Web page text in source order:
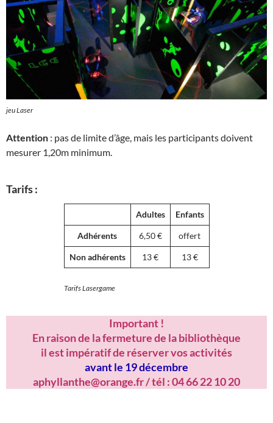
jeu Laser
Attention : pas de limite d’âge, mais les participants doivent
mesurer 1,20m minimum.
Tarifs :
Adultes Enfants
Adhérents 6,50 € offert
Non adhérents 13 € 13 €
Tarifs Lasergame
Important !
En raison de la fermeture de la bibliothèque
il est impératif de réserver vos activités
avant le 19 décembre
aphyllanthe@orange.fr / tél : 04 66 22 10 20